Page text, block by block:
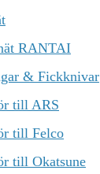
RANTAI
& Fickknivar
till ARS
till Felco
till Okatsune